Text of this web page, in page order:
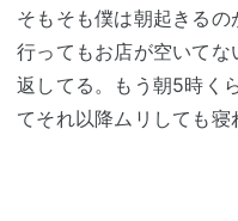
そもそも僕は朝起きる
行ってもお店が空いてな
返してる。もう朝5時く
てそれ以降ムリしても寝